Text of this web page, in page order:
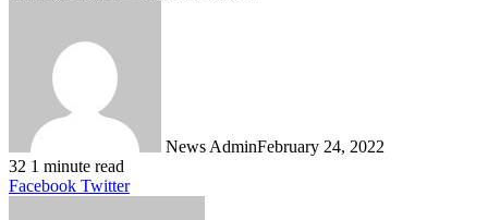
News AdminFebruary 24, 2022
32 1 minute read
Facebook TwitterLinkedIn
Tumblr
Pinterest
Reddit
VKontakte
Share
Print